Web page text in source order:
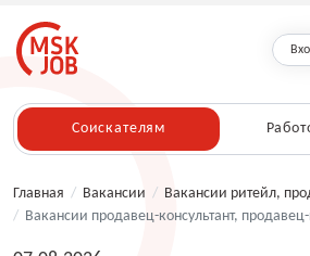
Соискателям
Главная / Вакансии / Вакансии ритейл,
/ Вакансии продавец-консультант,